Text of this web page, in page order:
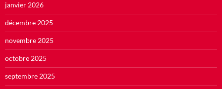
janvier 2026
décembre 2025
novembre 2025
octobre 2025
septembre 2025